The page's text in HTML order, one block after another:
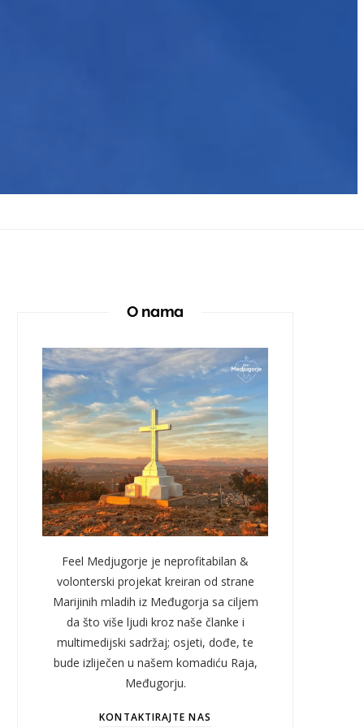
O nama
Feel Medjugorje je neprofitabilan &
volonterski projekat kreiran od strane
Marijinih mladih iz Međugorja sa ciljem
da što više ljudi kroz naše članke i
multimedijski sadržaj; osjeti, dođe, te
bude izliječen u našem komadiću Raja,
Međugorju.
KONTAKTIRAJTE NAS